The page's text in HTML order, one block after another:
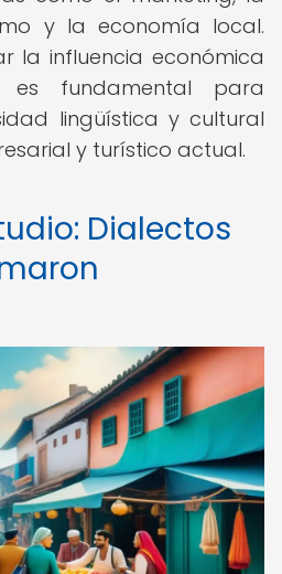
y la economía local.
la influencia económica
fundamental para
lingüística y cultural
y turístico actual.
Dialectos